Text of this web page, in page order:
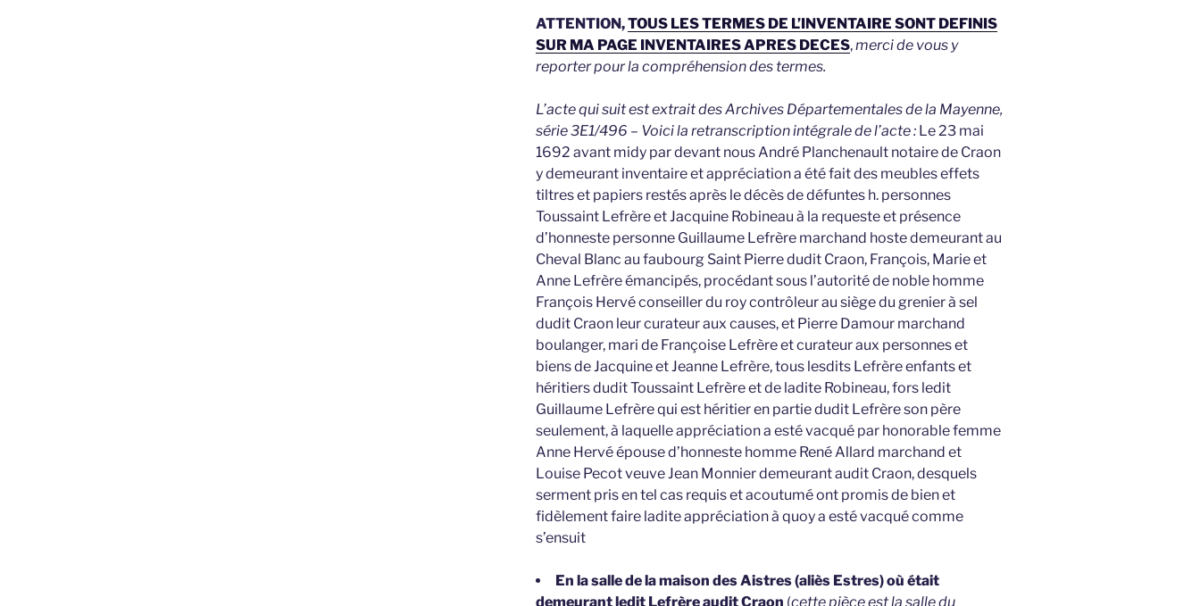
ATTENTION,TOUS LES TERMES DE L’INVENTAIRE SONT DEFINIS
SUR MA PAGE INVENTAIRES APRES DECES,merci de vous y
reporter pour la compréhension des termes.
L’acte qui suit est extrait des Archives Départementales de la Mayenne,
série 3E1/496 – Voici la retranscription intégrale de l’acte : Le 23 mai
1692 avant midy par devant nous André Planchenault notaire de Craon
y demeurant inventaire et appréciation a été fait des meubles effets
tiltres et papiers restés après le décès de défuntes h. personnes
Toussaint Lefrère et Jacquine Robineau à la requeste et présence
d’honneste personne Guillaume Lefrère marchand hoste demeurant au
Cheval Blanc au faubourg Saint Pierre dudit Craon, François, Marie et
Anne Lefrère émancipés, procédant sous l’autorité de noble homme
François Hervé conseiller du roy contrôleur au siège du grenier à sel
dudit Craon leur curateur aux causes, et Pierre Damour marchand
boulanger, mari de Françoise Lefrère et curateur aux personnes et
biens de Jacquine et Jeanne Lefrère, tous lesdits Lefrère enfants et
héritiers dudit Toussaint Lefrère et de ladite Robineau, fors ledit
Guillaume Lefrère qui est héritier en partie dudit Lefrère son père
seulement, à laquelle appréciation a esté vacqué par honorable femme
Anne Hervé épouse d’honneste homme René Allard marchand et
Louise Pecot veuve Jean Monnier demeurant audit Craon, desquels
serment pris en tel cas requis et acoutumé ont promis de bien et
fidèlement faire ladite appréciation à quoy a esté vacqué comme
s’ensuit
En la salle de la maison des Aistres (aliès Estres) où était
demeurant ledit Lefrère audit Craon (cette pièce est la salle du